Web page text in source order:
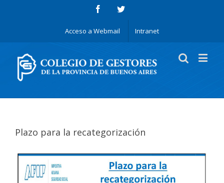
Acceso a Webmail Intranet
Plazo para la recategorización